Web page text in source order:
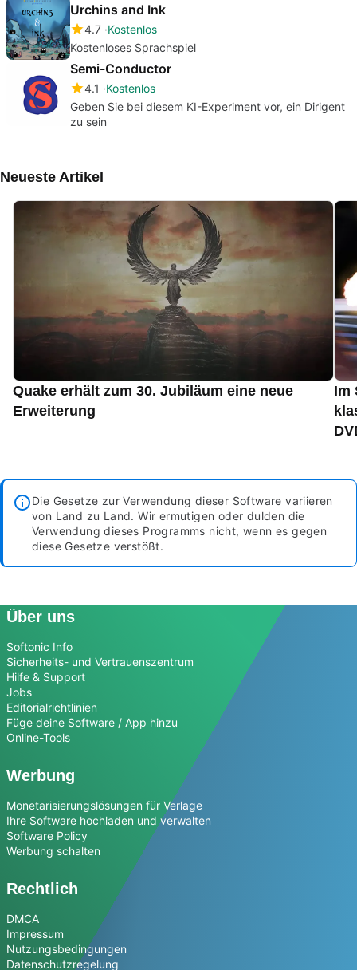
Urchins and Ink
4.7 Kostenlos
Kostenloses Sprachspiel
Semi-Conductor
4.1
Kostenlos
Geben Sie bei diesem KI-Experiment vor, ein Dirigent
zu sein
Neueste Artikel
Quake erhält zum 30. Jubiläum eine neue
Erweiterung
Im
Die Gesetze zur Verwendung dieser Software variieren
von Land zu Land. Wir ermutigen oder dulden die
Verwendung dieses Programms nicht, wenn es gegen
diese Gesetze verstößt.
Über uns
Softonic Info
Sicherheits- und Vertrauenszentrum
Hilfe & Support
Jobs
Editorialrichtlinien
Füge deine Software / App hinzu
Online-Tools
Werbung
Monetarisierungslösungen für Verlage
Ihre Software hochladen und verwalten
Software Policy
Werbung schalten
Rechtlich
DMCA
Impressum
Nutzungsbedingungen
Datenschutzregelung